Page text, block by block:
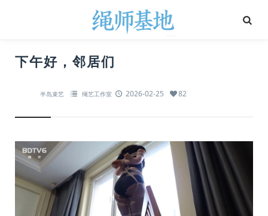
下午好，邻居们
半岛束艺 绳艺工作室 2026-02-25 82